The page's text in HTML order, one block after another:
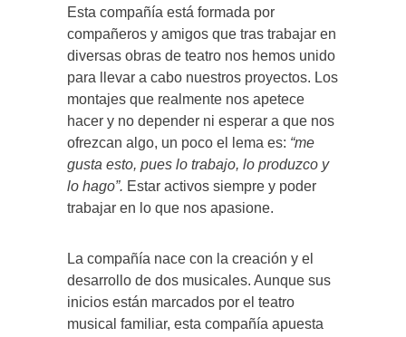
Esta compañía está formada por
compañeros y amigos que tras trabajar en
diversas obras de teatro nos hemos unido
para llevar a cabo nuestros proyectos. Los
montajes que realmente nos apetece
hacer y no depender ni esperar a que nos
ofrezcan algo, un poco el lema es: “me
gusta esto, pues lo trabajo, lo produzco y
lo hago”. Estar activos siempre y poder
trabajar en lo que nos apasione.
La compañía nace con la creación y el
desarrollo de dos musicales. Aunque sus
inicios están marcados por el teatro
musical familiar, esta compañía apuesta